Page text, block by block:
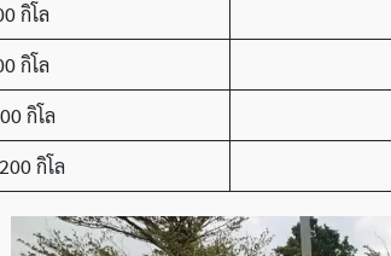
กิโล
กิโล
กิโล
กิโล